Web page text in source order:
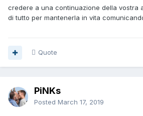
credere a una continuazione della vostra
di tutto per mantenerla in vita
Quote
PiNKs
Posted March 17, 2019